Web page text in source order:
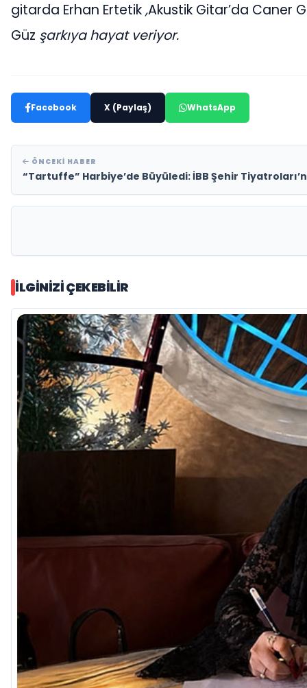
gitarda Erhan Ertetik,Akustik Gitar’da Caner
Güz şarkıya hayat veriyor.
Facebook X (Paylaş) WhatsApp
ÖNCEKI HABER
“Tartuffe” Harbiye’de Büyüledi: İBB Şehir
İLGINIZI ÇEKEBILIR